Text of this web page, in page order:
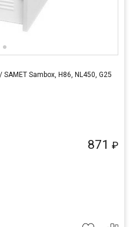
Sambox, H86, NL450, G25
871 ₽